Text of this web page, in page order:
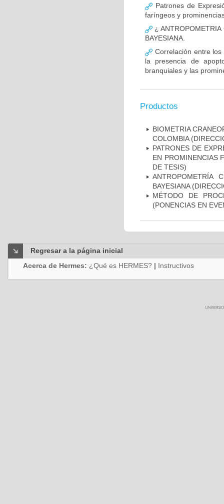
Patrones de
faríngeos y
¿ ANTROPOMETRIA
BAYESIANA.
Correlación entre
la presencia de
branquiales y las
Productos
BIOMETRIA
COLOMBIA
PATRONES DE
EN PROMINENCIAS
DE TESIS)
ANTROPOMETRÍA
BAYESIANA
MÉTODO DE
(PONENCIAS EN
Regresar a la página inicial
Acerca de Hermes: ¿Qué es HERMES? | Instructivos